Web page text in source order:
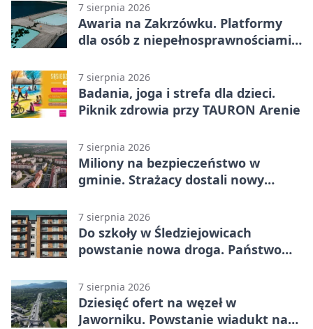
7 sierpnia 2026
Awaria na Zakrzówku. Platformy
dla osób z niepełnosprawnościami
7 sierpnia 2026
Badania, joga i strefa dla dzieci.
Piknik zdrowia przy TAURON Arenie
7 sierpnia 2026
Miliony na bezpieczeństwo w
gminie. Strażacy dostali nowy
7 sierpnia 2026
Do szkoły w Śledziejowicach
powstanie nowa droga. Państwo
7 sierpnia 2026
Dziesięć ofert na węzeł w
Jaworniku. Powstanie wiadukt nad